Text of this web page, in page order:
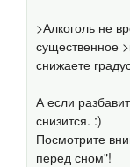
>Алкоголь не
существенное
снижаете
А если
снизится. :)
Посмотрите
перед сном"!